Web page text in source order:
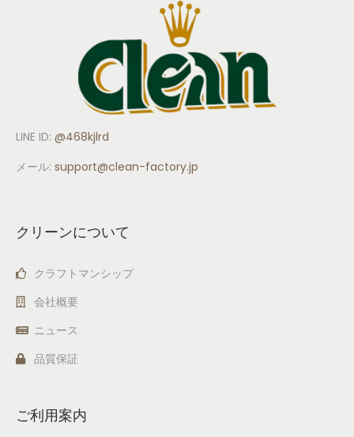
LINE ID: @468kjlrd
メール: support@clean-factory.jp
クリーンについて
クラフトマンシップ
会社概要
ニュース
品質保証
ご利用案内